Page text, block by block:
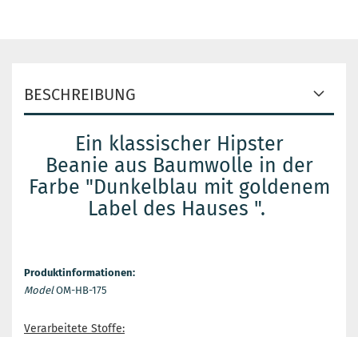
BESCHREIBUNG
Ein klassischer Hipster
Beanie aus Baumwolle in der
Farbe "Dunkelblau mit goldenem
Label des Hauses ".
Produktinformationen:
ModelOM-HB-175
Verarbeitete Stoffe: